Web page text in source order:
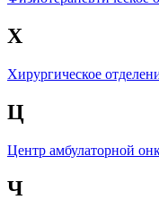
Х
Хирургическое
Ц
Центр амбулаторной
Ч